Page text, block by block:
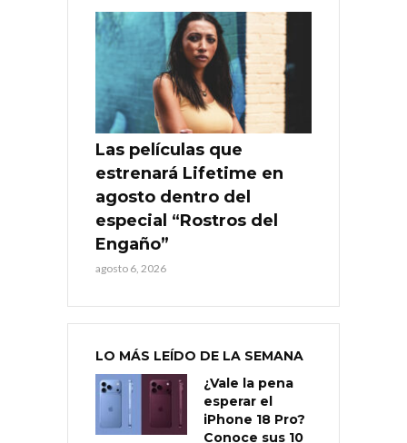
Las películas que
estrenará Lifetime en
agosto dentro del
especial “Rostros del
Engaño”
agosto 6, 2026
LO MÁS LEÍDO DE LA SEMANA
¿Vale la pena
esperar el
iPhone 18 Pro?
Conoce sus 10